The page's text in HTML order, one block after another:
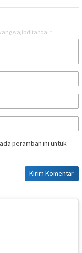
wajib ditandai *
peramban ini untuk